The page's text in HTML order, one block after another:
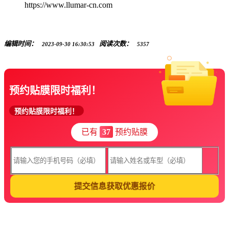
https://www.llumar-cn.com
编辑时间： 2023-09-30 16:30:53 阅读次数： 5357
预约贴膜限时福利！
预约贴膜限时福利！
已有 37 预约贴膜
提交信息获取优惠报价